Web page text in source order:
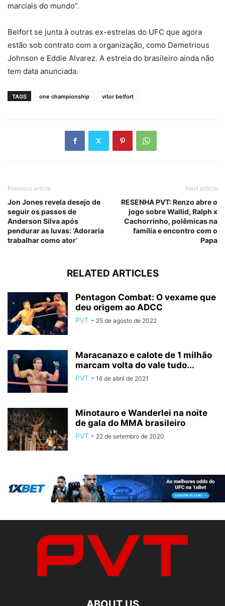
marciais do mundo”.
Belfort se junta à outras ex-estrelas do UFC que agora
estão sob contrato com a organização, como Demetrious
Johnson e Eddie Alvarez. A estreia do brasileiro ainda não
tem data anunciada.
TAGS one championship vitor belfort
Previous article
Jon Jones revela desejo de
seguir os passos de
Anderson Silva após
pendurar as luvas: ‘Adoraria
trabalhar como ator’
Next article
RESENHA PVT: Renzo abre o
jogo sobre Wallid, Ralph x
Cachorrinho, polêmicas na
família e encontro com o
Papa
RELATED ARTICLES
Pentagon Combat: O vexame que
deu origem ao ADCC
PVT - 25 de agosto de 2022
Maracanazo e calote de 1 milhão
marcam volta do vale tudo...
PVT - 16 de abril de 2021
Minotauro e Wanderlei na noite
de gala do MMA brasileiro
PVT - 22 de setembro de 2020